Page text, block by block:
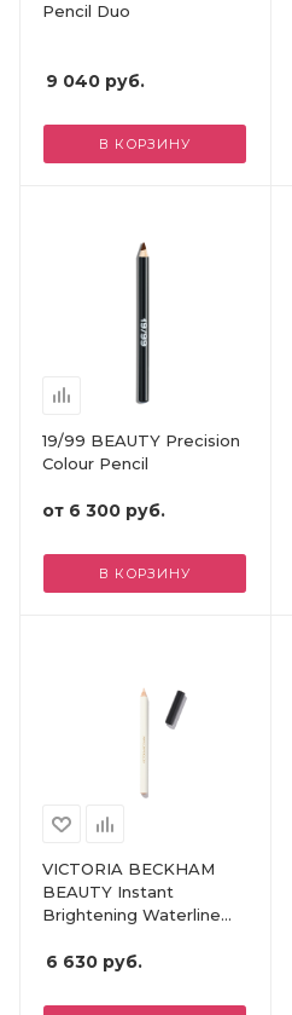
Pencil Duo
9 040 руб.
В КОРЗИНУ
19/99 BEAUTY Precision
Colour Pencil
от 6 300 руб.
В КОРЗИНУ
VICTORIA BECKHAM
BEAUTY Instant
Brightening Waterline
6 630 руб.